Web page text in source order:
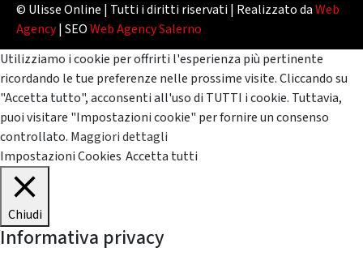
© Ulisse Online | Tutti i diritti riservati | Realizzato daWeb
Agency| SEOWeb Agency Salerno
Utilizziamo i cookie per offrirti l'esperienza più pertinente
ricordando le tue preferenze nelle prossime visite. Cliccando su
"Accetta tutto", acconsenti all'uso di TUTTI i cookie. Tuttavia,
puoi visitare "Impostazioni cookie" per fornire un consenso
controllato. Maggiori dettagli
Impostazioni Cookies Accetta tutti
Chiudi
Informativa privacy